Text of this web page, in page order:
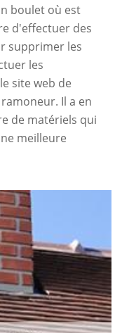
boulet où est
d'effectuer des
supprimer les
les
site web de
Il a en
de matériels qui
meilleure